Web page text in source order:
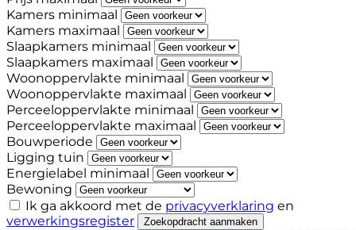
Kamers minimaal
Kamers maximaal
Slaapkamers minimaal
Slaapkamers maximaal
Woonoppervlakte minimaal
Woonoppervlakte maximaal
Perceeloppervlakte minimaal
Perceeloppervlakte maximaal
Bouwperiode
Ligging tuin
Energielabel minimaal
Bewoning
Ik ga akkoord met de privacyverklaring en
verwerkingsregister
Zoekopdracht aanmaken